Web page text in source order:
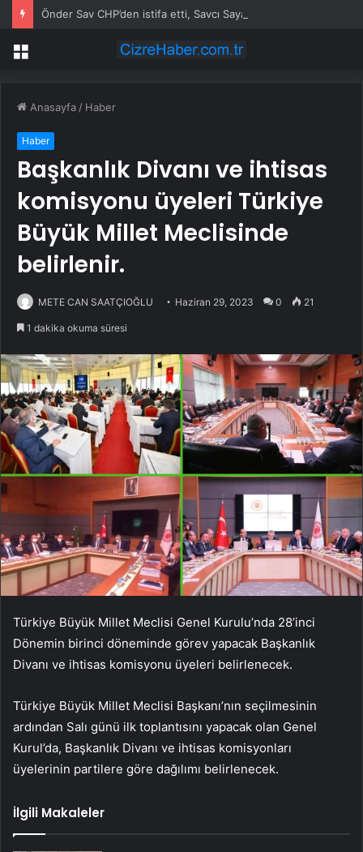
Önder Sav CHP’den istifa etti, Savcı Sayan adak kesti
Menü
Anasayfa / Haber
Haber
Başkanlık Divanı ve ihtisas
komisyonu üyeleri Türkiye
Büyük Millet Meclisinde
belirlenir.
METE CAN SAATÇIOĞLU Haziran 29, 2023 0 21
1 dakika okuma süresi
Türkiye Büyük Millet Meclisi Genel Kurulu’nda 28’inci
Dönemin birinci döneminde görev yapacak Başkanlık
Divanı ve ihtisas komisyonu üyeleri belirlenecek.
Türkiye Büyük Millet Meclisi Başkanı’nın seçilmesinin
ardından Salı günü ilk toplantısını yapacak olan Genel
Kurul’da, Başkanlık Divanı ve ihtisas komisyonları
üyelerinin partilere göre dağılımı belirlenecek.
İlgili Makaleler